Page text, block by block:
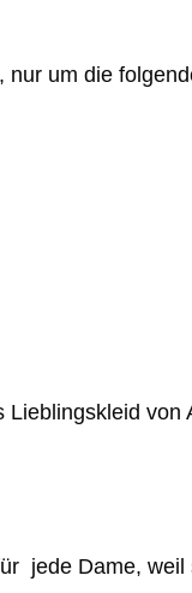
nur um die
Lieblingskleid von
jede Dame, weil